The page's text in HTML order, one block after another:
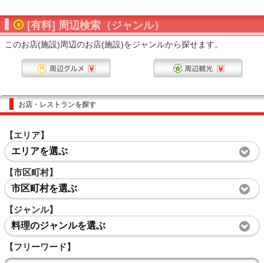
[有料] 周辺検索（ジャンル）
このお店(施設)周辺のお店(施設)をジャンルから探せます。
お店・レストランを探す
【エリア】
エリアを選ぶ
【市区町村】
市区町村を選ぶ
【ジャンル】
料理のジャンルを選ぶ
【フリーワード】